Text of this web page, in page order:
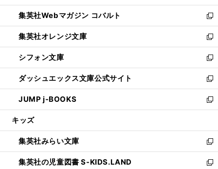
開
く
ウ
で
開
く
ン
ド
ウ
で
開
く
ウ
ィ
ン
ド
ウ
で
開
く
集英社Webマガジン コバルト
新
し
い
ウ
ィ
ン
ド
ウ
で
開
集英社オレンジ文庫
新
し
い
ウ
ィ
ン
ド
ウ
開
く
シフォン文庫
新
し
い
ウ
ィ
ン
ウ
で
開
く
ダッシュエックス文庫公式サイト
新
し
い
ウ
ン
ド
ウ
で
JUMP j-BOOKS
新
し
ウ
ィ
ン
ド
キッズ
集英社みらい文庫
新
し
い
集英社の児童図書 S-KIDS.LAND
新